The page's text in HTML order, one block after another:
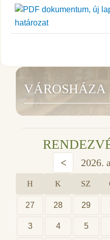
határozat
VÁROSHÁZA
< 2026.
H K SZ
27 28 29
3 4 5